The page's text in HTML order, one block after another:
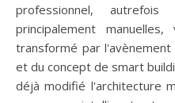
professionnel,
principalement
transformé par
et du concept de smart
déjà modifié l'architecture